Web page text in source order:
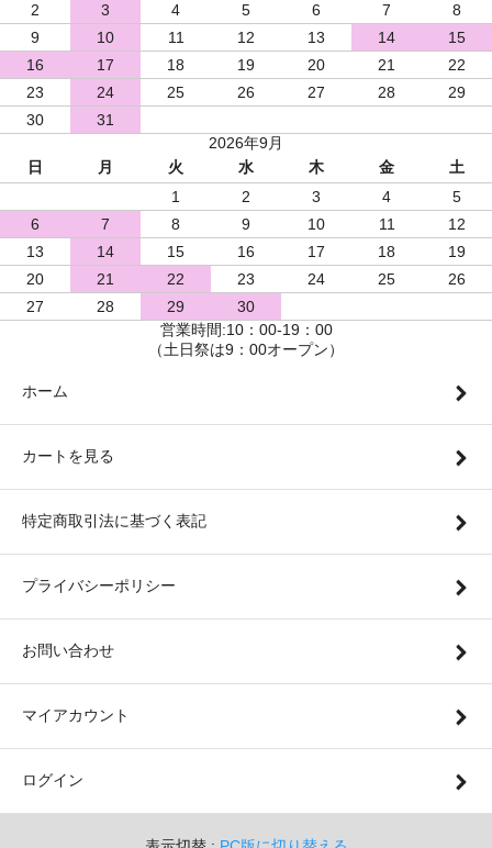
2
3 4 5 6 7
8
9
10 11 12 13 14
15
16
17 18 19 20 21
22
23
24 25 26 27 28
29
30
31
2026年9月
日
月 火 水 木 金
土
1
2 3 4
5
6
7 8 9 10 11
12
13
14 15 16 17 18
19
20
21 22 23 24 25
26
27
28 29
30
営業時間:10：00-19：00
（土日祭は9：00オープン）
ホーム
カートを見る
特定商取引法に基づく表記
プライバシーポリシー
お問い合わせ
マイアカウント
ログイン